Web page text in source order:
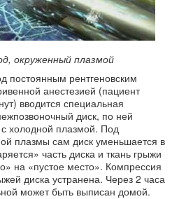
окруженный плазмой
постоянным рентгеновским
анестезией (пациент
вводится специальная
диск, по ней
с холодной плазмой. Под
плазмы сам диск уменьшается в
часть диска и ткань грыжи
на «пустое место». Компрессия
диска устранена. Через 2 часа
может быть выписан домой.